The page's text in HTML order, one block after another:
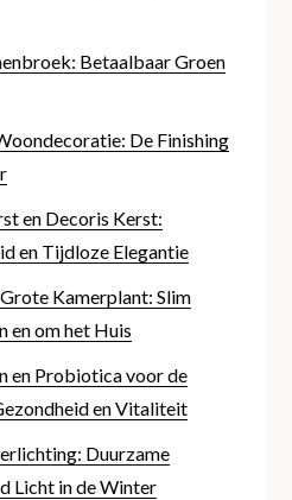
Betaalbaar Groen
De Finishing
en Decoris Kerst:
en Tijdloze Elegantie
Kamerplant: Slim
en om het Huis
en Probiotica voor de
en Vitaliteit
Duurzame
Licht in de Winter